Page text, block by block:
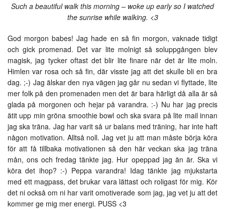
Such a beautiful walk this morning – woke up early so I watched
the sunrise while walking. <3
God morgon babes! Jag hade en så fin morgon, vaknade tidigt
och gick promenad. Det var lite molnigt så soluppgången blev
magisk, jag tycker oftast det blir lite finare när det är lite moln.
Himlen var rosa och så fin, där visste jag att det skulle bli en bra
dag. ;-) Jag älskar den nya vägen jag går nu sedan vi flyttade, lite
mer folk på den promenaden men det är bara härligt då alla är så
glada på morgonen och hejar på varandra. :-) Nu har jag precis
ätit upp min gröna smoothie bowl och ska svara på lite mail innan
jag ska träna. Jag har varit så ur balans med träning, har inte haft
någon motivation. Alltså noll. Jag vet ju att man måste börja köra
för att få tillbaka motivationen så den här veckan ska jag träna
mån, ons och fredag tänkte jag. Hur opeppad jag än är. Ska vi
köra det ihop? :-) Peppa varandra! Idag tänkte jag mjukstarta
med ett magpass, det brukar vara lättast och roligast för mig. Kör
det ni också om ni har varit omotiverade som jag, jag vet ju att det
kommer ge mig mer energi. PUSS <3